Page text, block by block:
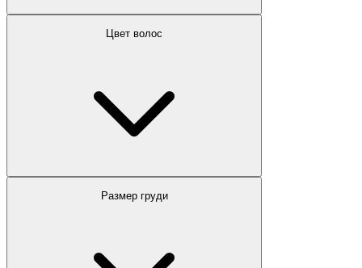
Цвет волос
Размер груди